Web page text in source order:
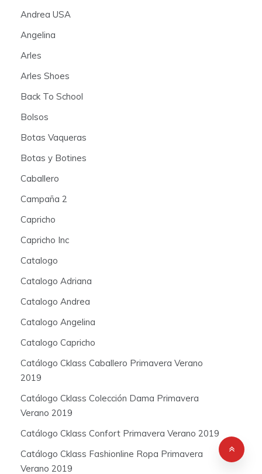
Andrea USA
Angelina
Arles
Arles Shoes
Back To School
Bolsos
Botas Vaqueras
Botas y Botines
Caballero
Campaña 2
Capricho
Capricho Inc
Catalogo
Catalogo Adriana
Catalogo Andrea
Catalogo Angelina
Catalogo Capricho
Catálogo Cklass Caballero Primavera Verano
2019
Catálogo Cklass Colección Dama Primavera
Verano 2019
Catálogo Cklass Confort Primavera Verano 2019
Catálogo Cklass Fashionline Ropa Primavera
Verano 2019